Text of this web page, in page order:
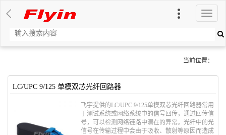
切
换
当前位置：
LC/UPC 9/125 单模双芯光纤回路器
飞宇提供的LC/UPC 9/125单模双芯光纤回路器常用
于测试系统或网络系统中的信号回传，通过回传信
号，可以检测网络链路中潜在的异常。光纤中的光
信号在传输过程中会由于吸收、散射等原因而造成